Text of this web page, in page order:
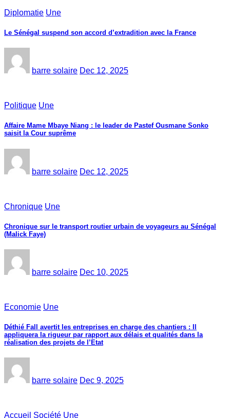
Diplomatie Une
Le Sénégal suspend son accord d’extradition avec la France
barre solaire Dec 12, 2025
Politique Une
Affaire Mame Mbaye Niang : le leader de Pastef Ousmane Sonko
saisit la Cour suprême
barre solaire Dec 12, 2025
Chronique Une
Chronique sur le transport routier urbain de voyageurs au Sénégal
(Malick Faye)
barre solaire Dec 10, 2025
Economie Une
Déthié Fall avertit les entreprises en charge des chantiers : Il
appliquera la rigueur par rapport aux délais et qualités dans la
réalisation des projets de l’Etat
barre solaire Dec 9, 2025
Accueil Société Une